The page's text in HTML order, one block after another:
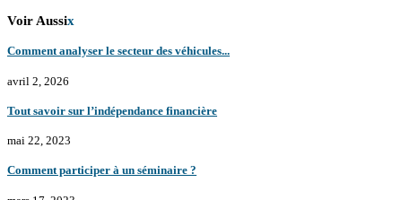
Voir Aussix
Comment analyser le secteur des véhicules...
avril 2, 2026
Tout savoir sur l’indépendance financière
mai 22, 2023
Comment participer à un séminaire ?